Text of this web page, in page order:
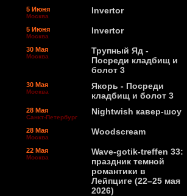
5 Июня
Москва
Invertor
5 Июня
Москва
Invertor
30 Мая
Москва
Трупный Яд -
Посреди кладбищ и
болот 3
30 Мая
Москва
Якорь - Посреди
кладбищ и болот 3
28 Мая
Санкт-Петербург
Nightwish кавер-шоу
28 Мая
Москва
Woodscream
22 Мая
Москва
Wave-gotik-treffen 33:
праздник темной
романтики в
Лейпциге (22–25 мая
2026)